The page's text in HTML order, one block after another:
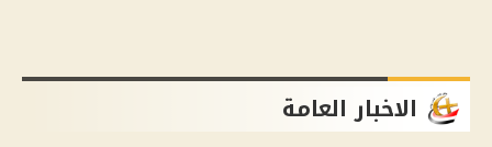
الاخبار العامة